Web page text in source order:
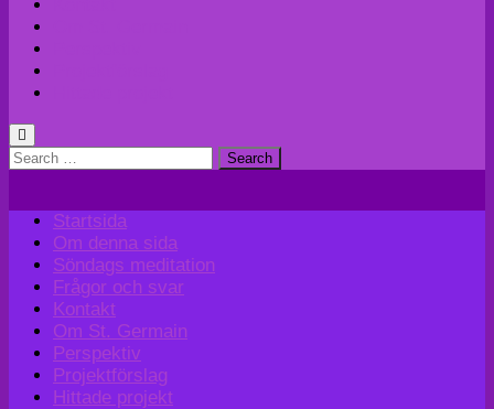
Search
Startsida
Om denna sida
Söndags meditation
Frågor och svar
Kontakt
Om St. Germain
Perspektiv
Projektförslag
Hittade projekt